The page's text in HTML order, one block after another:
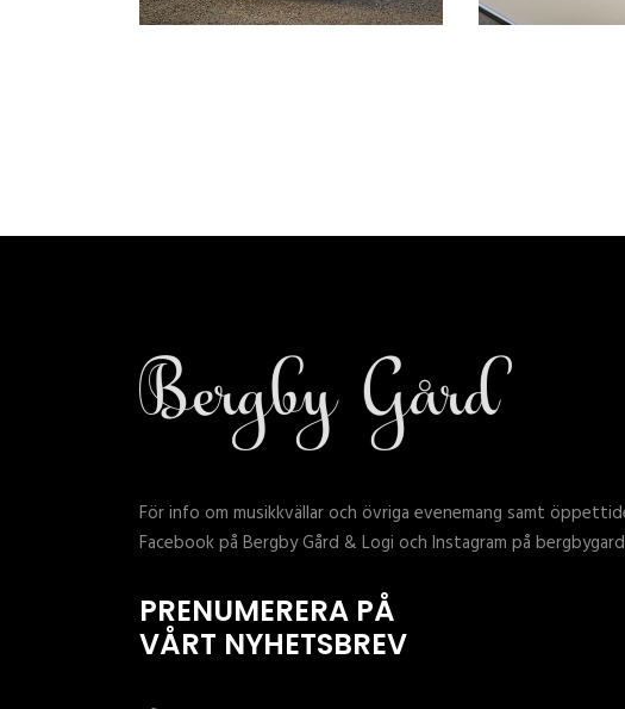
För info om musikkvällar och övriga evenemang samt
Facebook på Bergby Gård & Logi och Instagram på
PRENUMERERA PÅ
VÅRT NYHETSBREV